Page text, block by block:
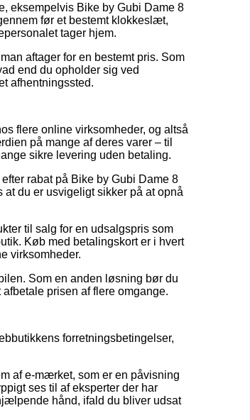
eksempelvis Bike by Gubi Dame 8
før et bestemt klokkeslæt,
tager hjem.
aftager for en bestemt pris. Som
end du opholder sig ved
afhentningssted.
flere online virksomheder, og altså
på mange af deres varer – til
sikre levering uden betaling.
rabat på Bike by Gubi Dame 8
du er usvigeligt sikker på at opnå
til salg for en udsalgspris som
Køb med betalingskort er i hvert
virksomheder.
Som en anden løsning bør du
prisen af flere omgange.
forretningsbetingelser,
af e-mærket, som er en påvisning
ses til af eksperter der har
hånd, ifald du bliver udsat